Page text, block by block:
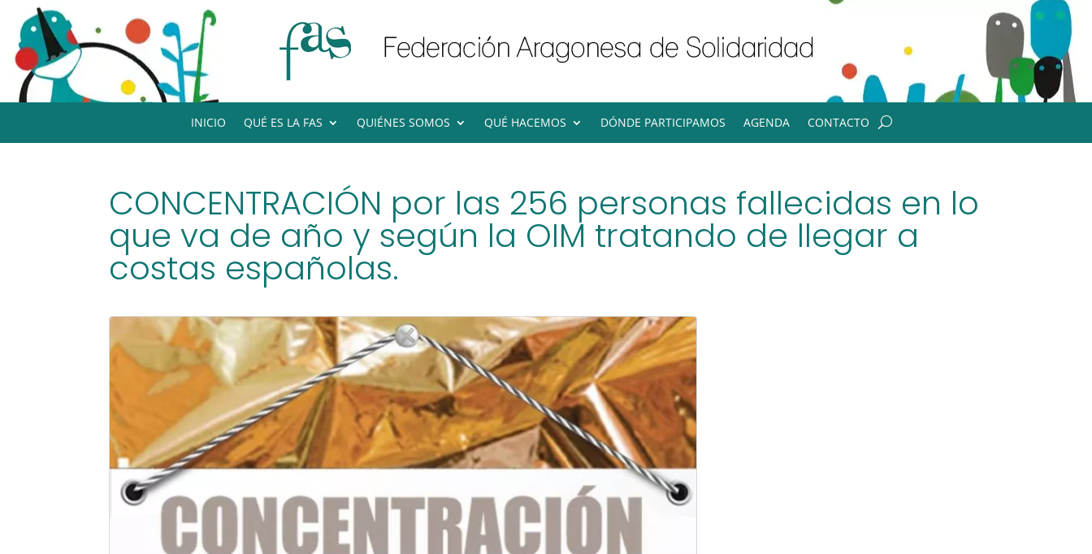
INICIO QUÉ ES LA FAS QUIÉNES SOMOS QUÉ HACEMOS DÓNDE PARTICIPAMOS AGENDA CONTACTO
CONCENTRACIÓN por las 256 personas fallecidas en lo
que va de año y según la OIM tratando de llegar a
costas españolas.